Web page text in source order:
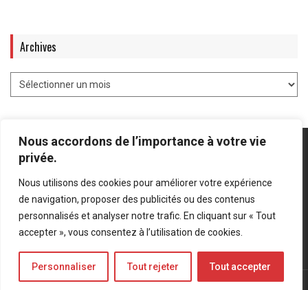
Nous accordons de l’importance à votre vie
privée.
Nous utilisons des cookies pour améliorer votre expérience
de navigation, proposer des publicités ou des contenus
personnalisés et analyser notre trafic. En cliquant sur « Tout
accepter », vous consentez à l’utilisation de cookies.
Personnaliser Tout rejeter Tout accepter
Archives
Mentions légales Politique de confidentialité
Bluesky
LinkedIn
Twitter
© Forces Operations Blog - 2022